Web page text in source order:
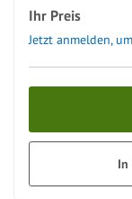
Ihr Preis
Jetzt anmelden,
In